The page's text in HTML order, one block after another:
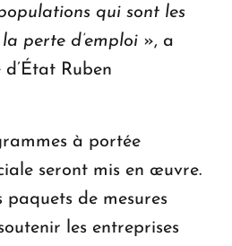
qui sont les
perte d’emploi », a
Ruben
à portée
seront mis en œuvre.
paquets de mesures
les entreprises